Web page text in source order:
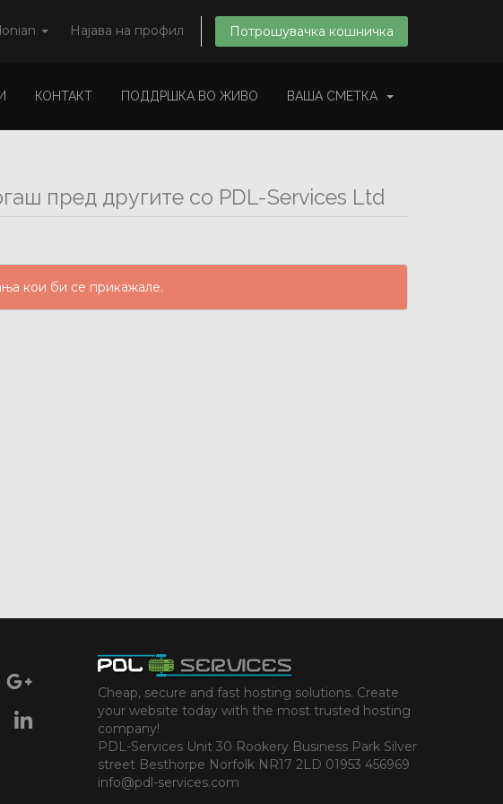
Најава на профил Потрошувачка кошничка
КОНТАКТ ПОДДРШКА ВО ЖИВО ВАША СМЕТКА
пред другите со PDL-Services Ltd
кои би се прикажале.
Cheap, secure and fast hosting solutions. Create
your website today with the most trusted hosting
company!
PDL-Services Unit 30 Rookery Business Park Silver
street Besthorpe Norfolk NR17 2LD 01953 456969
info@pdl-services.com